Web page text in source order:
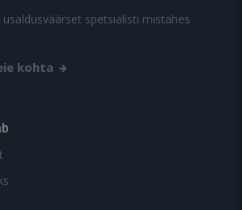
spetsialisti mistahes
kohta